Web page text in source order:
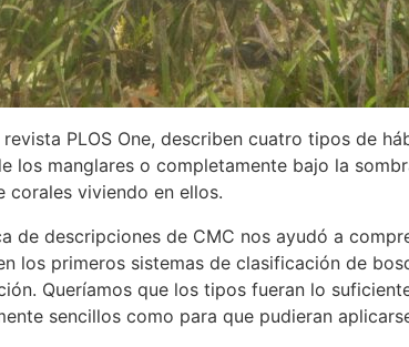
PLOS One, describen cuatro tipos de
los manglares o completamente bajo la
corales viviendo en ellos.
de descripciones de CMC nos ayudó a
los primeros sistemas de clasificación de
Queríamos que los tipos fueran lo
sencillos como para que pudieran